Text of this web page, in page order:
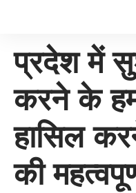
प्रदेश में
करने के
हासिल
की